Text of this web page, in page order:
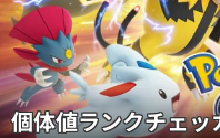
個体値ランクチェ